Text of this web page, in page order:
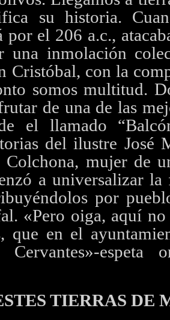
su historia.
el 206 a.c.,
una inmolación
Cristóbal, con la
somos multitud.
de una de las
el llamado
del ilustre José
mujer de
a universalizar la
por
«Pero oiga, aquí
que en el
espeta
TIERRAS DE